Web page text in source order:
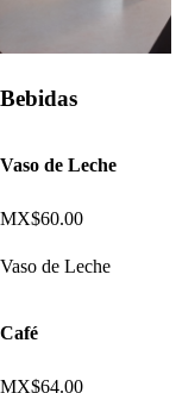
Bebidas
Vaso de Leche
MX$60.00
Vaso de Leche
Café
MX$64.00